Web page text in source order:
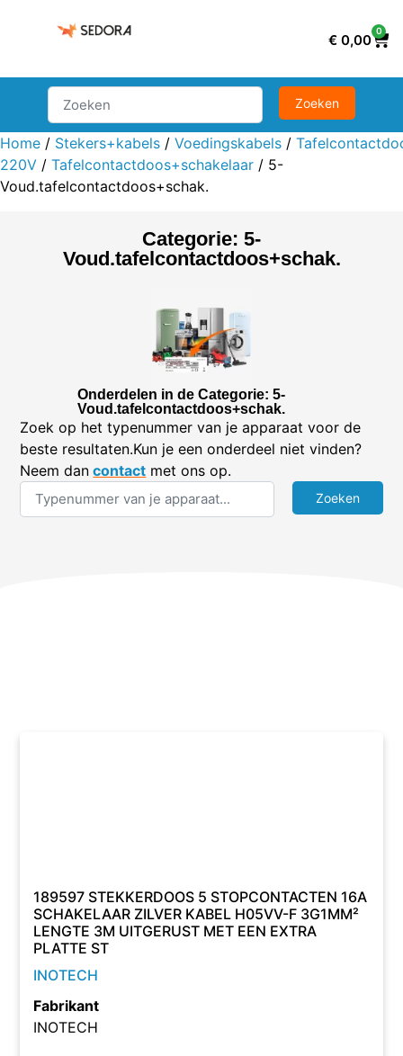
€ 0,00
0
Home / Stekers+kabels / Voedingskabels /
220V / Tafelcontactdoos+schakelaar / 5-
Voud.tafelcontactdoos+schak.
Categorie: 5-
Voud.tafelcontactdoos+schak.
Onderdelen in de Categorie: 5-
Voud.tafelcontactdoos+schak.
Zoek op het typenummer van je apparaat voor de
beste resultaten.Kun je een onderdeel niet vinden?
Neem dan contact met ons op.
189597 STEKKERDOOS 5 STOPCONTACTEN 16A
SCHAKELAAR ZILVER KABEL H05VV-F 3G1MM²
LENGTE 3M UITGERUST MET EEN EXTRA
PLATTE ST
INOTECH
Fabrikant
INOTECH